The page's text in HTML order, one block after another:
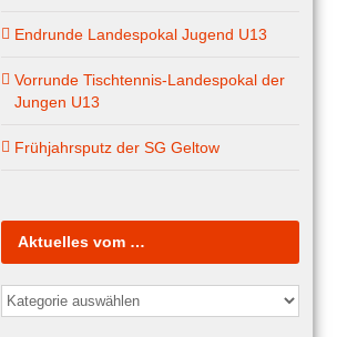
Endrunde Landespokal Jugend U13
Vorrunde Tischtennis-Landespokal der
Jungen U13
Frühjahrsputz der SG Geltow
Aktuelles vom …
Aktuelles
vom